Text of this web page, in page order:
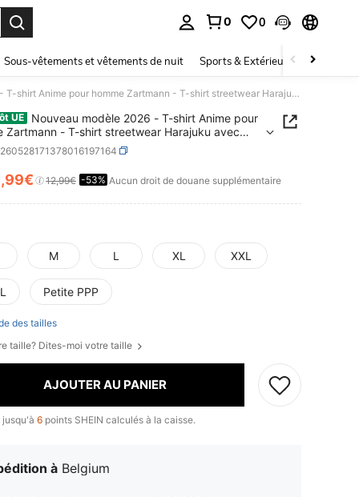
0 0
Sous-vêtements et vêtements de nuit Sports & Extérieur Enfants
Nouveau modèle 2026 - T-shirt Anime pour homme Zartmann - T-shirt streetwear Harajuku avec motifs géométriques d'anime, haut décontracté à col rond, lavable en machine pour toutes les saisons - Mode pour les conventions d'anime et usage quotidien.
UE
Nouveau modèle 2026 - T-shirt Anime pour
Zartmann - T-shirt streetwear Harajuku avec
d'anime, haut décontracté à col
en machine pour toutes les saisons - Mode
conventions d'anime et usage quotidien.
AND AVAILABILITY
,99€ 12,99€ -53% Aucun droit de douane supplémentaire
M L XL XXL
Petite PPP
des tailles
taille? Dites-moi votre taille
AJOUTER AU PANIER
jusqu'à 6 points SHEIN calculés à la caisse.
à Belgium